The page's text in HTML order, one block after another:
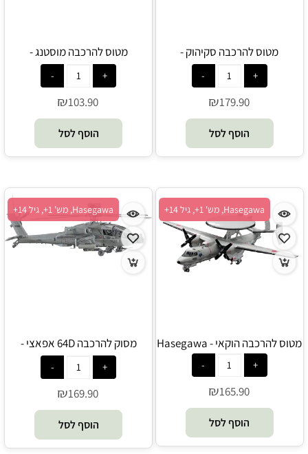
מטוס להרכבה סקיהוק -
Hasegawa
₪179.90
הוסף לסל
מטוס להרכבה מוסטנג -
Hasegawa
₪103.90
הוסף לסל
Hasegawa, מש' 1+, גיל 14+
מטוס להרכבה הוקאי - Hasegawa
₪165.90
הוסף לסל
Hasegawa, מש' 1+, גיל 14+
מסוק להרכבה 64D אפאצי -
Hasegawa
₪169.90
הוסף לסל